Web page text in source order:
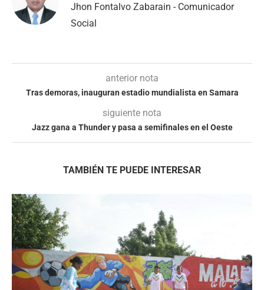
Jhon Fontalvo Zabarain - Comunicador
Social
anterior nota
Tras demoras, inauguran estadio mundialista en Samara
siguiente nota
Jazz gana a Thunder y pasa a semifinales en el Oeste
TAMBIÉN TE PUEDE INTERESAR